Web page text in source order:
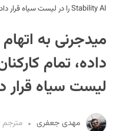
Stability AI را در لیست سیاه قرار داد
میدجرنی به
لیست سیاه قرار
مهدی جعفری مترجم